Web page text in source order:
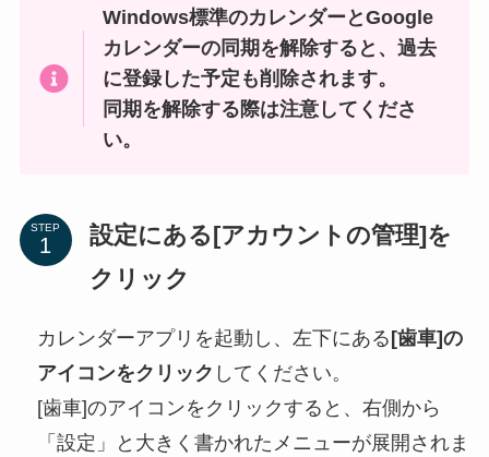
Windows標準のカレンダーとGoogle
カレンダーの同期を解除すると、過去
に登録した予定も削除されます。
同期を解除する際は注意してくださ
い。
STEP
設定にある[アカウントの管理]を
クリック
カレンダーアプリを起動し、左下にある[歯車]の
アイコンをクリック してください。
[歯車]のアイコンをクリックすると、右側から
「設定」と大きく書かれたメニューが展開されま